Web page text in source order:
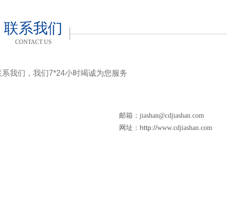
联系我们
CONTACT US
我们，我们7*24小时竭诚为您服务
邮箱： jiashan@cdjiashan.com
网址：http://www.cdjiashan.com